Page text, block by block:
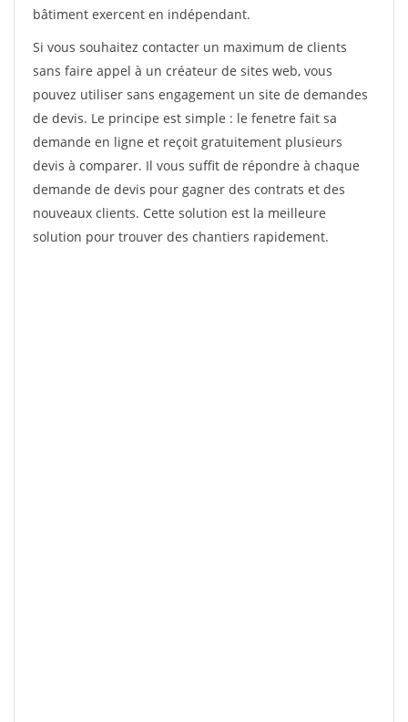
bâtiment exercent en indépendant.
Si vous souhaitez contacter un maximum de clients
sans faire appel à un créateur de sites web, vous
pouvez utiliser sans engagement un site de demandes
de devis. Le principe est simple : le fenetre fait sa
demande en ligne et reçoit gratuitement plusieurs
devis à comparer. Il vous suffit de répondre à chaque
demande de devis pour gagner des contrats et des
nouveaux clients. Cette solution est la meilleure
solution pour trouver des chantiers rapidement.